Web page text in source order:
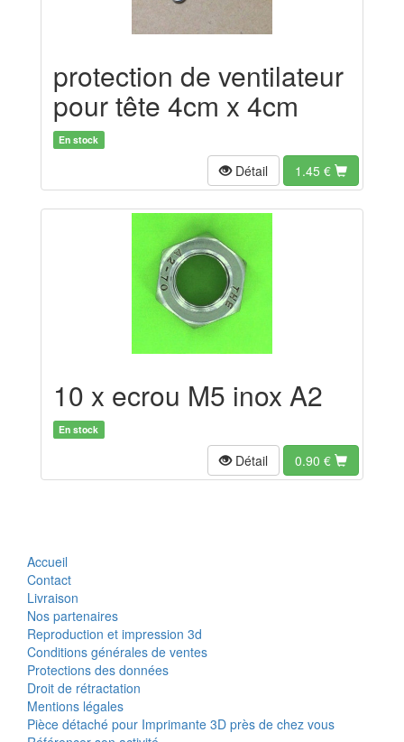
protection de ventilateur
pour tête 4cm x 4cm
En stock
Détail 1.45 €
10 x ecrou M5 inox A2
En stock
Détail 0.90 €
Accueil
Contact
Livraison
Nos partenaires
Reproduction et impression 3d
Conditions générales de ventes
Protections des données
Droit de rétractation
Mentions légales
Pièce détaché pour Imprimante 3D près de chez vous